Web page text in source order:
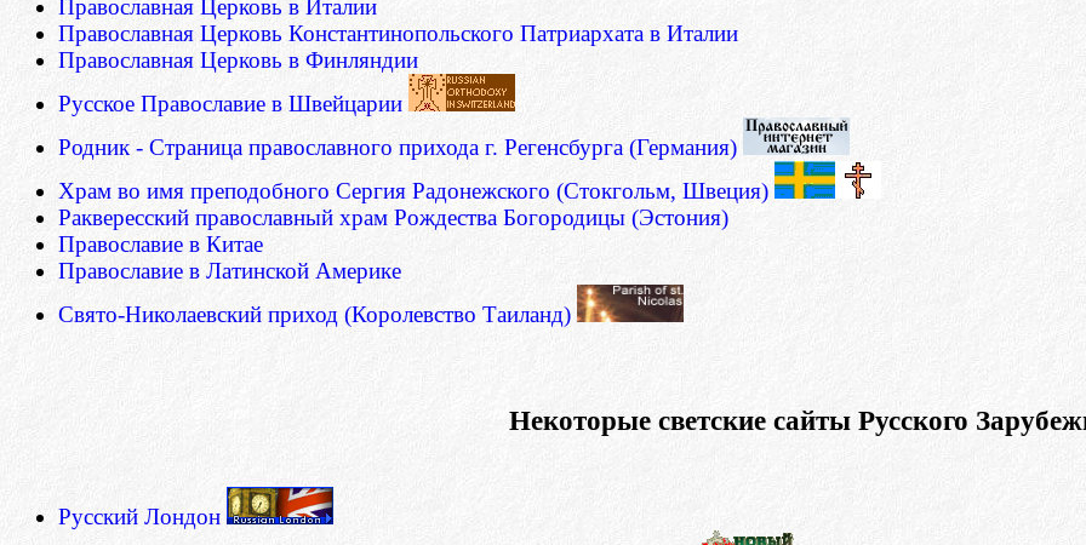
Православная Церковь в Италии
Православная Церковь Константинопольского Патриархата в Италии
Православная Церковь в Финляндии
Русское Православие в Швейцарии
Родник - Страница православного прихода г. Регенсбурга (Германия)
Храм во имя преподобного Сергия Радонежского (Стокгольм, Швеция)
Раквересский православный храм Рождества Богородицы (Эстония)
Православие в Китае
Православие в Латинской Америке
Свято-Николаевский приход (Королевство Таиланд)
Некоторые светские сайты Русского
Русский Лондон